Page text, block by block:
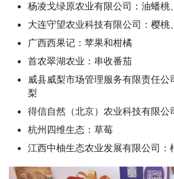
杨凌戈绿原农业有限公司：油蟠桃
大连守望农业科技有限公司：樱桃
广西西果记：苹果和柑橘
首农翠湖农业：串收番茄
威县威梨市场管理服务有限责任公
梨
得信自然（北京）农业科技有限公
杭州四维生态：草莓
江西中柚生态农业发展有限公司：